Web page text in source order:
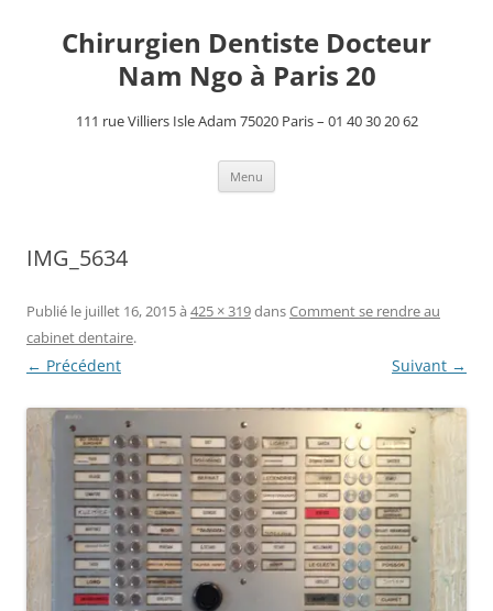
contenuChirurgien Dentiste Docteur
Nam Ngo à Paris 20
111 rue Villiers Isle Adam 75020 Paris – 01 40 30 20 62
Menu
IMG_5634
Publié le juillet 16, 2015à 425 × 319dansComment se rendre au
cabinet dentaire.
← Précédent Suivant →